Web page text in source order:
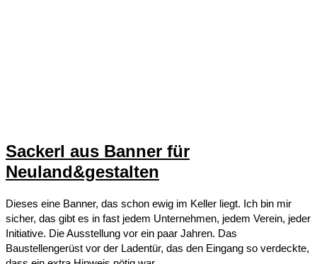
Sackerl aus Banner für
Neuland&gestalten
Dieses eine Banner, das schon ewig im Keller liegt. Ich bin mir
sicher, das gibt es in fast jedem Unternehmen, jedem Verein, jeder
Initiative. Die Ausstellung vor ein paar Jahren. Das
Baustellengerüst vor der Ladentür, das den Eingang so verdeckte,